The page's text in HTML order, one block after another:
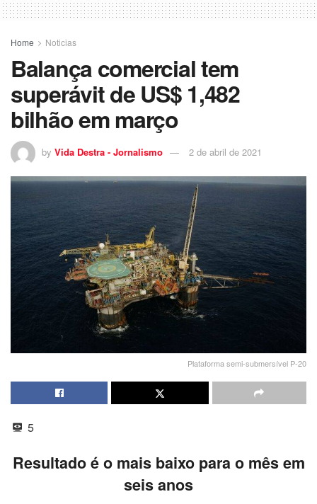
Home Noticias
Balança comercial tem
superávit de US$ 1,482
bilhão em março
by Vida Destra - Jornalismo 2 de abril de 2021
Plataforma semi-submersível P-20
5
Resultado é o mais baixo para o mês em
seis anos